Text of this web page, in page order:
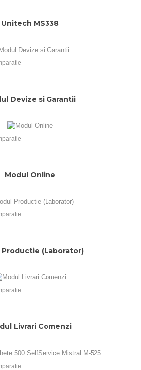
Unitech MS338
Devize si Garantii
Modul Online
Productie (Laborator)
Livrari Comenzi